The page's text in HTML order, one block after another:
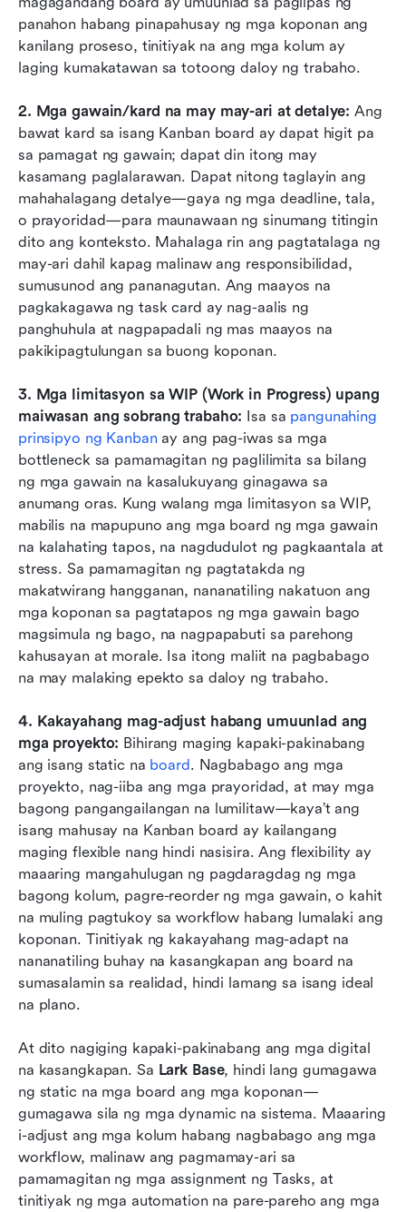
panahon habang pinapahusay ng mga koponan ang
kanilang proseso, tinitiyak na ang mga kolum ay
laging kumakatawan sa totoong daloy ng trabaho.
2. Mga gawain/kard na may may-ari at detalye: Ang
bawat kard sa isang Kanban board ay dapat higit pa
sa pamagat ng gawain; dapat din itong may
kasamang paglalarawan. Dapat nitong taglayin ang
mahahalagang detalye—gaya ng mga deadline, tala,
o prayoridad—para maunawaan ng sinumang titingin
dito ang konteksto. Mahalaga rin ang pagtatalaga ng
may-ari dahil kapag malinaw ang responsibilidad,
sumusunod ang pananagutan. Ang maayos na
pagkakagawa ng task card ay nag-aalis ng
panghuhula at nagpapadali ng mas maayos na
pakikipagtulungan sa buong koponan.
3. Mga limitasyon sa WIP (Work in Progress) upang
maiwasan ang sobrang trabaho: Isa sa pangunahing
prinsipyo ng Kanban ay ang pag-iwas sa mga
bottleneck sa pamamagitan ng paglilimita sa bilang
ng mga gawain na kasalukuyang ginagawa sa
anumang oras. Kung walang mga limitasyon sa WIP,
mabilis na mapupuno ang mga board ng mga gawain
na kalahating tapos, na nagdudulot ng pagkaantala at
stress. Sa pamamagitan ng pagtatakda ng
makatwirang hangganan, nananatiling nakatuon ang
mga koponan sa pagtatapos ng mga gawain bago
magsimula ng bago, na nagpapabuti sa parehong
kahusayan at morale. Isa itong maliit na pagbabago
na may malaking epekto sa daloy ng trabaho.
4. Kakayahang mag-adjust habang umuunlad ang
mga proyekto: Bihirang maging kapaki-pakinabang
ang isang static na board. Nagbabago ang mga
proyekto, nag-iiba ang mga prayoridad, at may mga
bagong pangangailangan na lumilitaw—kaya’t ang
isang mahusay na Kanban board ay kailangang
maging flexible nang hindi nasisira. Ang flexibility ay
maaaring mangahulugan ng pagdaragdag ng mga
bagong kolum, pagre-reorder ng mga gawain, o kahit
na muling pagtukoy sa workflow habang lumalaki ang
koponan. Tinitiyak ng kakayahang mag-adapt na
nananatiling buhay na kasangkapan ang board na
sumasalamin sa realidad, hindi lamang sa isang ideal
na plano.
At dito nagiging kapaki-pakinabang ang mga digital
na kasangkapan. Sa Lark Base, hindi lang gumagawa
ng static na mga board ang mga koponan—
gumagawa sila ng mga dynamic na sistema. Maaaring
i-adjust ang mga kolum habang nagbabago ang mga
workflow, malinaw ang pagmamay-ari sa
pamamagitan ng mga assignment ng Tasks, at
tinitiyak ng mga automation na pare-pareho ang mga